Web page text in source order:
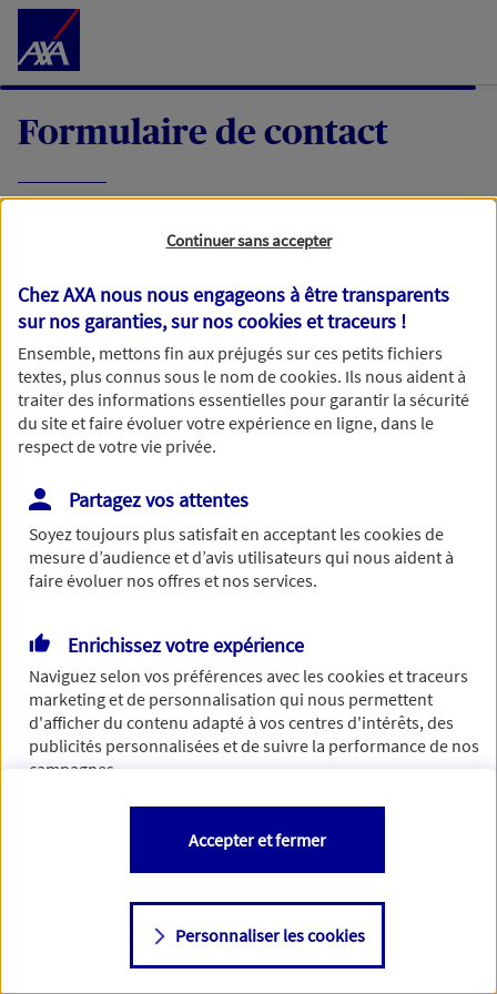
Accéder au Contenu
Formulaire de contact
demande, nous vous répondrons dans les
meilleurs délais par mail ou par téléphone.
Votre message :
Vous disposez de droits sur les informations vous concernant. Pour
plus d’informations,cliquez ici.
Continuer sans accepter
Chez AXA nous nous engageons à être transparents
sur nos garanties, sur noscookies et traceurs !
Ensemble, mettons fin aux préjugés sur ces petits fichiers
textes, plus connus sous le nom decookies. Ils nous aident à
traiter des informations essentielles pour garantir la sécurité
du site et faire évoluer votre expérience en ligne, dans le
respect de votre vie privée.
Partagez vos attentes
Soyez toujours plus satisfait en acceptant lescookiesde
mesure d’audience et d’avis utilisateurs qui nous aident à
faire évoluer nos offres et nos services.
Enrichissez votre expérience
Naviguez selon vos préférences avec lescookies et traceurs
marketing et de personnalisation qui nous permettent
d'afficher du contenu adapté à vos centres d'intérêts, des
publicités personnalisées et de suivre la performance de nos
campagnes.
Vous êtes libre de les accepter, de les refuser comme de
changer d'avis à tout moment en allant sur
Consulter notre politique decookies
Personnaliser les cookies
Accepter et fermer